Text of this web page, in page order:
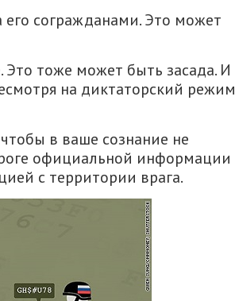
согражданами. Это может
тоже может быть засада. И
на диктаторский режим
в ваше сознание не
официальной информации
с территории врага.